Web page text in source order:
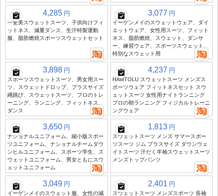
4,285 円
一更美スウェットスーツ、子供向けフィ
ットネス、減量ダンス、生汗特製運動
服、脂肪燃焼スポーツスウェットセット
3,077 円
イーゲンメイのスウェットウェア、ダイ
エットウェア、女性用スーツ、フィット
ネス、脂肪燃焼、スウェット、ダンサ
ー、練習ウェア、スポーツスウェット、
特別なスウェット用
3,898 円
スポーツスウェットスーツ、男女用スー
ツ、スウェットドロップ、プラスサイズ
縄跳び、スウェットスーツ、プロのトレ
ーニング、ランニング、フィットネス、
ダンス
4,237 円
HAMTOLU スウェットスーツ メンズス
ポーツウェア フィットネスセット スウ
ェットスーツ 女性用ナイトランニング
プロの朝ランニング フィジカルトレーニ
ングウェア
3,650 円
ナショナルユニフォーム、縮小版スポー
ツユニフォーム、ナショナルチームダウ
ンヒルユニフォーム、スポーツ学生、ス
ウェットユニフォーム、男女ともにスウ
ェットユニフォーム
1,813 円
スウェットスーツ メンズ サマースポー
ツスーツ ジム プラスサイズ ダウンウェ
イトスーツ 汗だく半袖スウェットスーツ
メンズトップパンツ
3,049 円
イーゲンメイのスウェット服、女性の減
2,401 円
スウェットスーツ メンズスポーツ 長袖